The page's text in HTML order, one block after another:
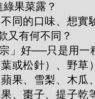
果菜露？
同的口味、想實
又有何不同？
」好──只是用一
或松針）、野草
果、雪梨、木瓜
、棗子、提子乾